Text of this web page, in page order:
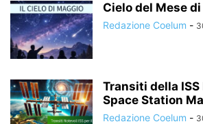
Cielo del Mese
Redazione Coelum -
Transiti della
Space Station
Redazione Coelum -